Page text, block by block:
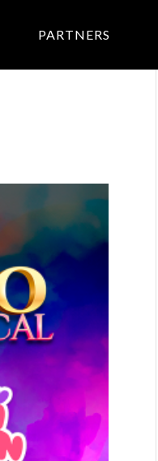
PARTNERS